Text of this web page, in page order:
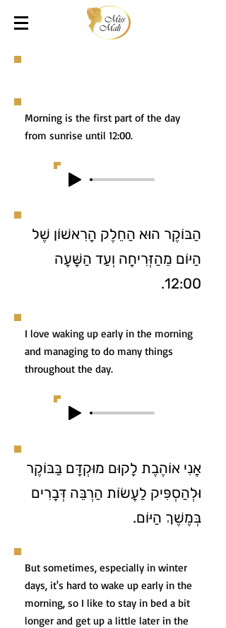
Morning is the first part of the day
from sunrise until 12:00.
הַבּוֹקֶר הוּא הַחֵלֶק הָרִאשׁוֹן שֶׁל
הַיּוֹם מֵהַזְּרִיחָה וְעַד הַשָּׁעָה
12:00.
I love waking up early in the morning
and managing to do many things
throughout the day.
אֲנִי אוֹהֶבֶת לָקוּם מוּקְדָּם בַּבּוֹקֶר
וּלְהַסְפִּיק לַעֲשׂוֹת הַרְבֵּה דְּבָרִים
בְּמֶשֶׁךְ הַיּוֹם.
But sometimes, especially in winter
days, it's hard to wake up early in the
morning, so I like to stay in bed a bit
longer and get up a little later in the